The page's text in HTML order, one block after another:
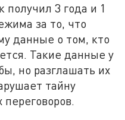
3 года и 1
за то, что
данные о том, кто
Такие данные у
но разглашать их
тайну